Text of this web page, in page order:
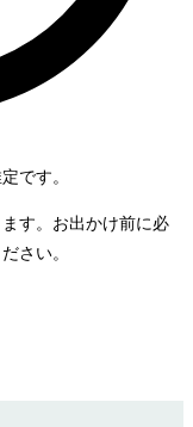
です。
す。お出かけ前に必
さい。